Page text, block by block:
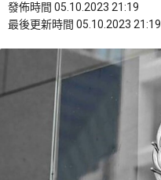
發佈時間 05.10.2023 21:19
最後更新時間 05.10.2023 21:19